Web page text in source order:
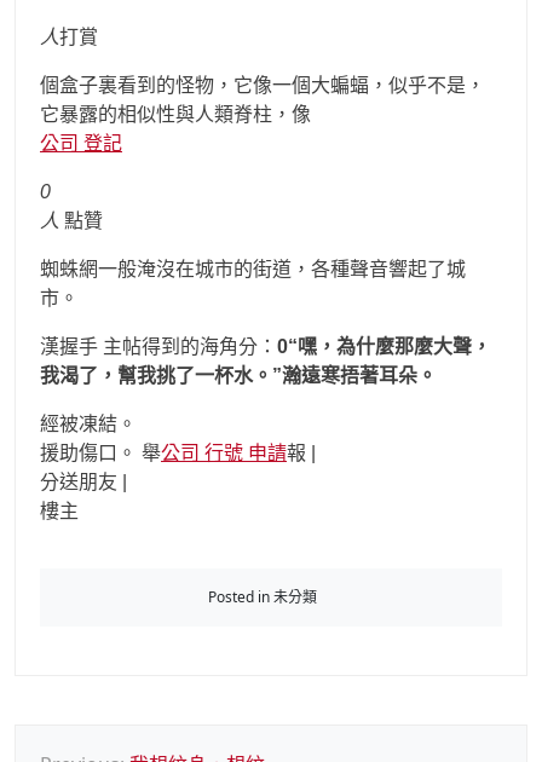
人打賞
個盒子裏看到的怪物，它像一個大蝙蝠，似乎不是，
它暴露的相似性與人類脊柱，像
公司 登記
0
人 點贊
蜘蛛網一般淹沒在城市的街道，各種聲音響起了城
市。
漢握手 主帖得到的海角分： 0“嘿，為什麼那麼大聲，
我渴了，幫我挑了一杯水。”瀚遠寒捂著耳朵。
經被凍結。
援助傷口。 舉公司 行號 申請報 |
分送朋友 |
樓主
Posted in 未分類